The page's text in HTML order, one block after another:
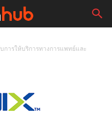
การให้บริการทางการแพทย์และ